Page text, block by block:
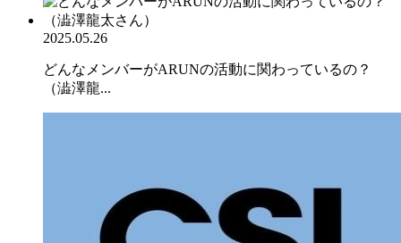
2025.05.26
どんなメンバーがARUNの活動に関わっているの？
（澁澤龍...